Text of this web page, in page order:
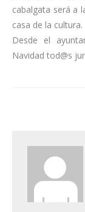
cabalgata será a
casa de la cultura.
Desde el
Navidad tod@s